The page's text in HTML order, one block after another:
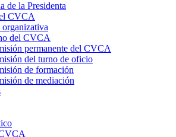
de la Presidenta
CVCA
del CVCA
permanente del CVCA
del turno de oficio
de formación
de mediación